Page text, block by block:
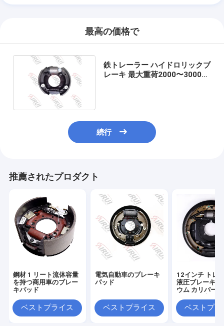
最高の価格で
鉄トレーラー ハイドロリックブ
レーキ 最大重荷2000〜3000ポ
続行
推薦されたプロダクト
鋼材 1 リート流体容量
を持つ商用車のブレー
キパッド
ベストプライス
電気自動車のブレーキ
パッド
ベストプライス
12インチ トレ
液圧ブレーキ
ウム カリパー
ベストプラ